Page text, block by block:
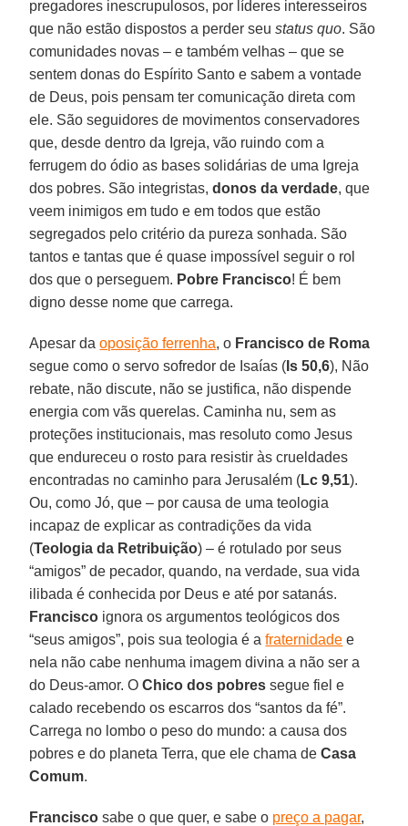
pregadores inescrupulosos, por líderes interesseiros
que não estão dispostos a perder seustatus quo. São
comunidades novas – e também velhas – que se
sentem donas do Espírito Santo e sabem a vontade
de Deus, pois pensam ter comunicação direta com
ele. São seguidores de movimentos conservadores
que, desde dentro da Igreja, vão ruindo com a
ferrugem do ódio as bases solidárias de uma Igreja
dos pobres. São integristas,donos da verdade, que
veem inimigos em tudo e em todos que estão
segregados pelo critério da pureza sonhada. São
tantos e tantas que é quase impossível seguir o rol
dos que o perseguem. Pobre Francisco! É bem
digno desse nome que carrega.
Apesar daoposição ferrenha, o Francisco de Roma
segue como o servo sofredor de Isaías ( Is 50,6), Não
rebate, não discute, não se justifica, não dispende
energia com vãs querelas. Caminha nu, sem as
proteções institucionais, mas resoluto como Jesus
que endureceu o rosto para resistir às crueldades
encontradas no caminho para Jerusalém (Lc 9,51).
Ou, como Jó, que – por causa de uma teologia
incapaz de explicar as contradições da vida
(Teologia da Retribuição) – é rotulado por seus
“amigos” de pecador, quando, na verdade, sua vida
ilibada é conhecida por Deus e até por satanás.
Francisco ignora os argumentos teológicos dos
“seus amigos”, pois sua teologia é afraternidade e
nela não cabe nenhuma imagem divina a não ser a
do Deus-amor. OChico dos pobres segue fiel e
calado recebendo os escarros dos “santos da fé”.
Carrega no lombo o peso do mundo: a causa dos
pobres e do planeta Terra, que ele chama deCasa
Comum.
Francisco sabe o que quer, e sabe o preço a pagar,